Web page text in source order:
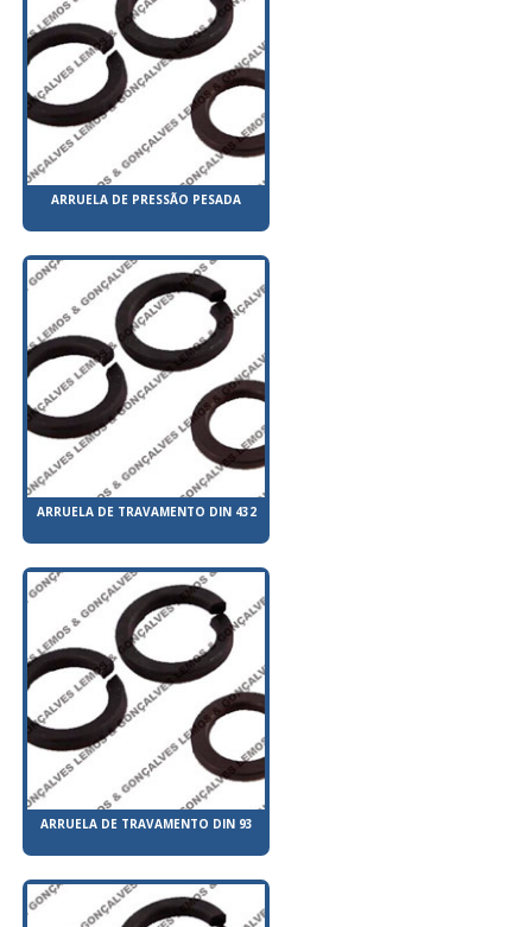
ARRUELA DE PRESSÃO PESADA
ARRUELA DE TRAVAMENTO DIN 432
ARRUELA DE TRAVAMENTO DIN 93